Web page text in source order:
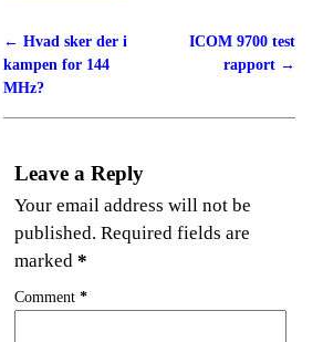
Post navigation
← Hvad sker der i
kampen for 144
MHz?
ICOM 9700 test
rapport →
Leave a Reply
Your email address will not be
published. Required fields are
marked*
Comment*